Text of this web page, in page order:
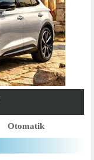
Otomatik